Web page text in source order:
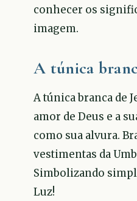
conhecer os
imagem.
A túnica
A túnica branca de
amor de Deus e a
como sua alvura.
vestimentas da
Simbolizando
Luz!